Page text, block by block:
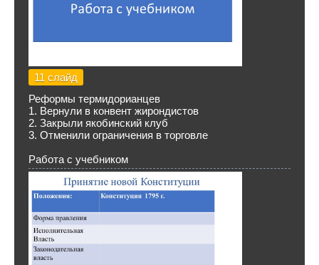
11 слайд
Реформы термидорианцев
1. Вернули в конвент жирондистов
2. Закрыли якобинский клуб
3. Отменили ограничения в торговле
Работа с учебником